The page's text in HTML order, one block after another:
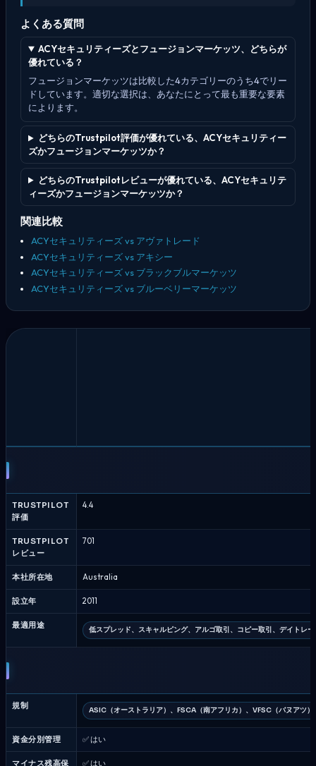
よくある質問
ACYセキュリティーズとフュージョンマーケッツ、どちらが
優れている？
フュージョンマーケッツは比較した4カテゴリーのうち4でリー
ドしています。適切な選択は、あなたにとって最も重要な要素
によります。
どちらのTrustpilot評価が優れている、ACYセキュリティー
ズかフュージョンマーケッツか？
どちらのTrustpilotレビューが優れている、ACYセキュリテ
ィーズかフュージョンマーケッツか？
関連比較
ACYセキュリティーズ vs アヴァトレード
ACYセキュリティーズ vs アキシー
ACYセキュリティーズ vs ブラックブルマーケッツ
ACYセキュリティーズ vs ブルーベリーマーケッツ
セ
キ
ュ
リ
ィ
ー
ズ
フ
ー
ョ
ン
マ
ー
ッ
TRUSTPILOT
評価
4.4
TRUSTPILOT
レビュー
701
本社所在地 Australia
設立年 2011
最適用途 低スプレッド、スキャルピング、アルゴ取引、コピー取引、デイトレ
規制 ASIC（オーストラリア）、FSCA（南アフリカ）、VFSC（バヌアツ）
資金分別管理 ✅ はい
マイナス残高保
✅ はい